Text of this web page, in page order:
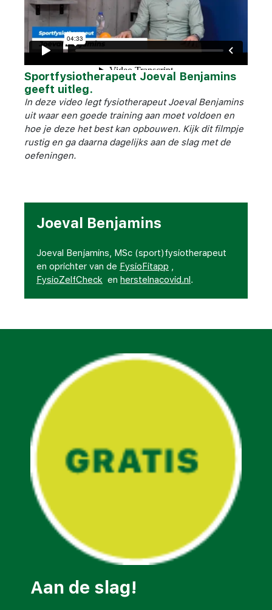
Sportfysiotherapeut Joeval Benjamins
geeft uitleg.
In deze video legt fysiotherapeut Joeval Benjamins
uit waar een goede training aan moet voldoen en
hoe je deze het best kan opbouwen. Kijk dit filmpje
rustig en ga daarna dagelijks aan de slag met de
oefeningen.
Joeval Benjamins
Joeval Benjamins, MSc (sport)fysiotherapeut
en oprichter van de FysioFitapp ,
FysioZelfCheck en herstelnacovid.nl.
Aan de slag!